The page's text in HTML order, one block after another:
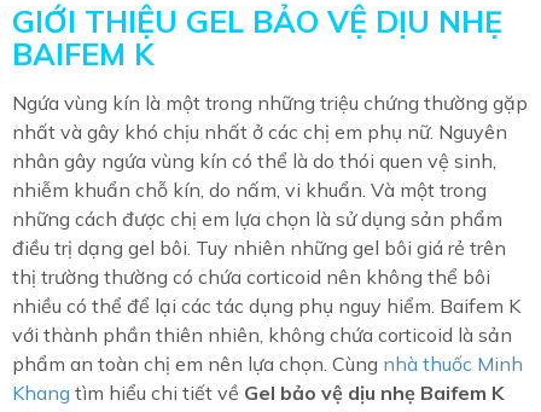
GIỚI THIỆU GEL BẢO VỆ DỊU NHẸ
BAIFEM K
Ngứa vùng kín là một trong những triệu chứng thường gặp
nhất và gây khó chịu nhất ở các chị em phụ nữ. Nguyên
nhân gây ngứa vùng kín có thể là do thói quen vệ sinh,
nhiễm khuẩn chỗ kín, do nấm, vi khuẩn. Và một trong
những cách được chị em lựa chọn là sử dụng sản phẩm
điều trị dạng gel bôi. Tuy nhiên những gel bôi giá rẻ trên
thị trường thường có chứa corticoid nên không thể bôi
nhiều có thể để lại các tác dụng phụ nguy hiểm. Baifem K
với thành phần thiên nhiên, không chứa corticoid là sản
phẩm an toàn chị em nên lựa chọn. Cùng nhà thuốc Minh
Khang tìm hiểu chi tiết về Gel bảo vệ dịu nhẹ Baifem K